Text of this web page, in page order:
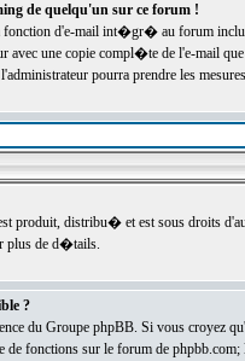
de quelqu'un sur ce forum !
d'e-mail int�gr� au forum inclut
une copie compl�te de l'e-mail
pourra prendre les
produit, distribu� et est sous droits
plus de d�tails.
?
du Groupe phpBB. Si vous croyez
de fonctions sur le forum de